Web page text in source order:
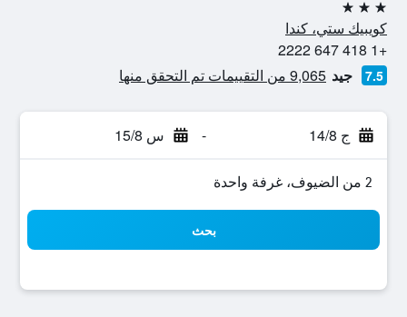
3 نجوم
كويبيك ستي، كندا
+1 418 647 2222
7.5 جيد 9,065 من التقييمات تم التحقق منها
ج 14/8 - س 15/8
2 من الضيوف، غرفة واحدة
بحث